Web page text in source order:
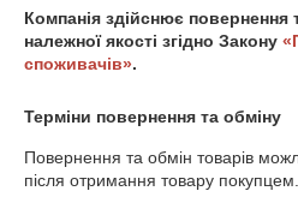
Компанія здійснює повернення
належної якості згідно Закону
споживачів».
Терміни повернення та обміну
Повернення та обмін товарів
після отримання товару покупцем.